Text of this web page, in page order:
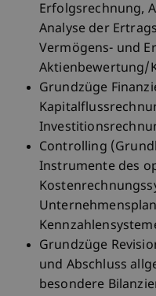
Erfolgsrechnung,
Analyse der
Vermögens- und
Aktienbewertung/
Grundzüge
Controlling
Instrumente des
Grundzüge
und Abschluss
besondere